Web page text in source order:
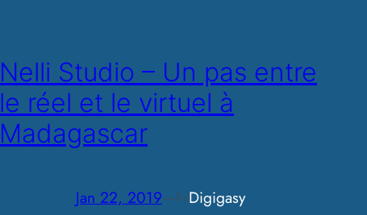
Nelli Studio – Un pas entre
le réel et le virtuel à
Madagascar
Jan 22, 2019— byDigigasy